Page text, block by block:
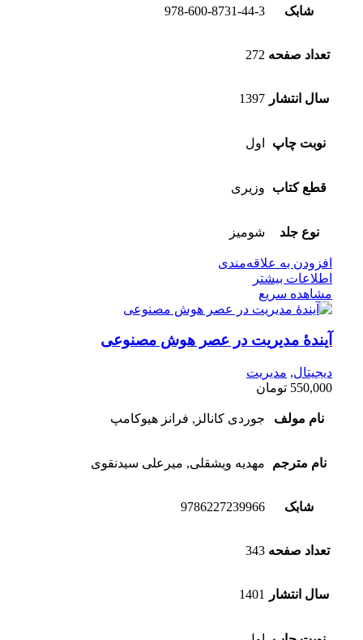
شابک 978-600-8731-44-3
تعداد صفحه 272
سال انتشار 1397
نوبت چاپ اول
قطع کتاب وزیری
نوع جلد شومیز
افزودن به علاقه‌مندی
اطلاعات بیشتر
مشاهده سریع
آیندۀ مدیريت در عصر هوش مصنوعی
دیجیتال, مدیریت
550,000 تومان
نام مولف جوردی کانالز, فرانز هیوکامپ
نام مترجم مهدیه ویشقلی, میرعلی سیدنقوی
شابک 9786227239966
تعداد صفحه 343
سال انتشار 1401